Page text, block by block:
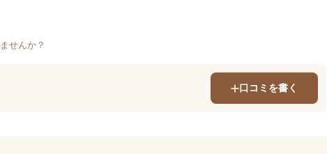
せんか？
口コミを書く